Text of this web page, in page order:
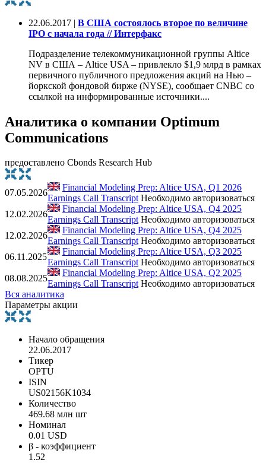
22.06.2017 | В США состоялось второе по величине
IPO с начала года // Интерфакс
Подразделение телекоммуникационной группы Altice
NV в США – Altice USA – привлекло $1,9 млрд в рамках
первичного публичного предложения акций на Нью –
йоркской фондовой бирже (NYSE), сообщает CNBC со
ссылкой на информированные источники....
Аналитика о компании Optimum
Communications
предоставлено Cbonds Research Hub
07.05.2026
Financial Modeling Prep: Altice USA, Q1 2026
Earnings Call Transcript Необходимо авторизоваться
12.02.2026
Financial Modeling Prep: Altice USA, Q4 2025
Earnings Call Transcript Необходимо авторизоваться
12.02.2026
Financial Modeling Prep: Altice USA, Q4 2025
Earnings Call Transcript Необходимо авторизоваться
06.11.2025
Financial Modeling Prep: Altice USA, Q3 2025
Earnings Call Transcript Необходимо авторизоваться
08.08.2025
Financial Modeling Prep: Altice USA, Q2 2025
Earnings Call Transcript Необходимо авторизоваться
Вся аналитика
Параметры акции
Начало обращения
22.06.2017
Тикер
OPTU
ISIN
US02156K1034
Количество
469.68 млн шт
Номинал
0.01 USD
β - коэффициент
1.52